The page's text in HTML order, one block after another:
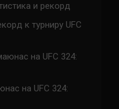
и рекорд
к турниру UFC
на UFC 324:
на UFC 324: